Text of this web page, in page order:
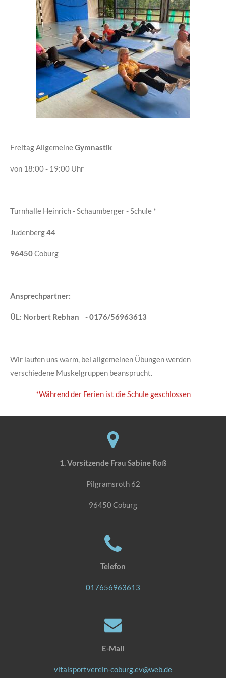
Freitag AllgemeineGymnastik
von 18:00 - 19:00 Uhr
Turnhalle Heinrich - Schaumberger - Schule *
Judenberg44
96450Coburg
Ansprechpartner:
ÜL: Norbert Rebhan -0176/56963613
Wir laufen uns warm, bei allgemeinen Übungen werden
verschiedene Muskelgruppen beansprucht.
*Während der Ferien ist die Schule geschlossen
1. Vorsitzende Frau Sabine Roß
Pilgramsroth 62
96450 Coburg
Telefon
017656963613
E-Mail
vitalsportverein-coburg.ev@web.de